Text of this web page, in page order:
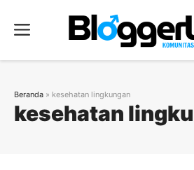
Menu
kesehatan
Beranda » kesehatan lingkungan